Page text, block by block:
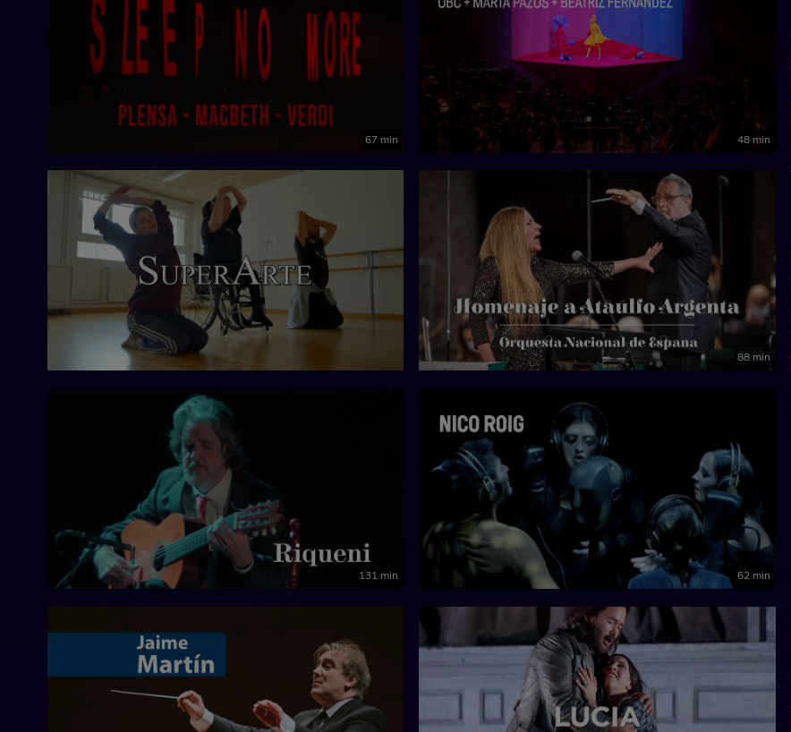
67 min 48 min
88 min
131 min 62 min